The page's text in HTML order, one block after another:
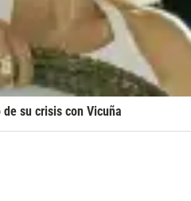
su crisis con Vicuña